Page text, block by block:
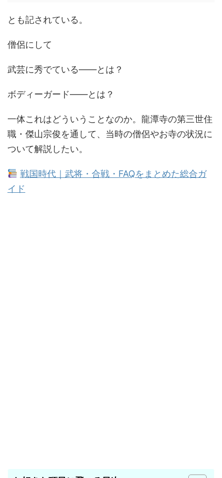
とも記されている。
僧侶にして
武芸に秀でている――とは？
ボディーガード――とは？
一体これはどういうことなのか。龍潭寺の第三世住
職・傑山宗俊を通して、当時の僧侶やお寺の状況に
ついて解説したい。
戦国時代｜武将・合戦・FAQをまとめた総合ガ
イド